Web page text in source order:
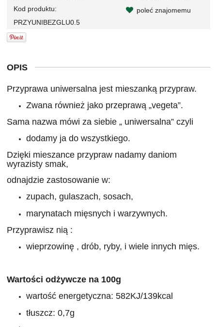
Kod produktu:
PRZYUNIBEZGLU0.5
poleć znajomemu
OPIS
Przyprawa uniwersalna jest mieszanką przypraw.
Zwana również jako przeprawą „vegeta”.
Sama nazwa mówi za siebie „ uniwersalna” czyli
dodamy ja do wszystkiego.
Dzięki mieszance przypraw nadamy daniom
wyrazisty smak,
odnajdzie zastosowanie w:
zupach, gulaszach, sosach,
marynatach mięsnych i warzywnych.
Przyprawisz nią :
wieprzowinę , drób, ryby, i wiele innych mięs.
Wartości odżywcze na 100g
wartość energetyczna: 582KJ/139kcal
tłuszcz: 0,7g